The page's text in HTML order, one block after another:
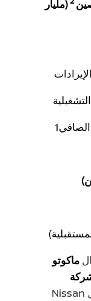
(مليار
ماكوتو
: "من خلال تنفيذ خطة التحوّل Nissan